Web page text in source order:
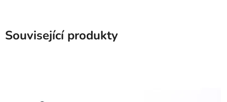
Související produkty